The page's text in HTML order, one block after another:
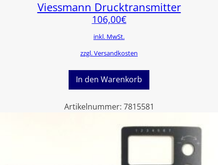
Viessmann Drucktransmitter
106,00€
inkl. MwSt.
zzgl. Versandkosten
In den Warenkorb
Artikelnummer: 7815581